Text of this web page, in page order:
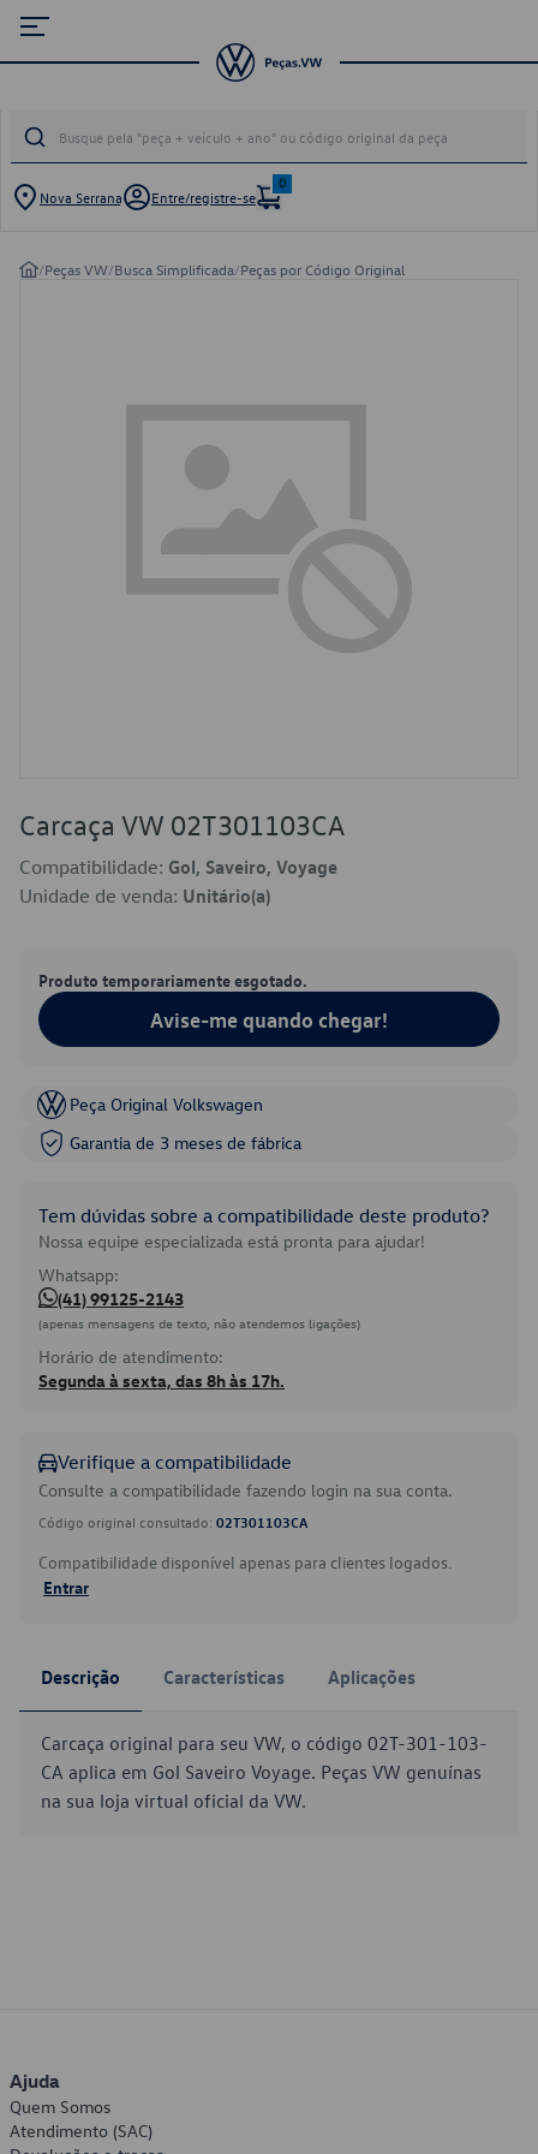
Nova Serrana Entre/registre-se
0
/Peças VW/Busca Simplificada/Peças por Código Original
Carcaça VW 02T301103CA
Compatibilidade: Gol, Saveiro, Voyage
Unidade de venda: Unitário(a)
Produto temporariamente esgotado.
Avise-me quando chegar!
Peça Original Volkswagen
Garantia de 3 meses de fábrica
Tem dúvidas sobre a compatibilidade deste produto?
Nossa equipe especializada está pronta para ajudar!
Whatsapp:
(41) 99125-2143
(apenas mensagens de texto, não atendemos ligações)
Horário de atendimento:
Segunda à sexta, das 8h às 17h.
Verifique a compatibilidade
Consulte a compatibilidade fazendo login na sua conta.
Código original consultado: 02T301103CA
Compatibilidade disponível apenas para clientes logados.
Entrar
Descrição Características Aplicações
Carcaça original para seu VW, o código 02T-301-103-
CA aplica em Gol Saveiro Voyage. Peças VW genuínas
na sua loja virtual oficial da VW.
Ajuda
Quem Somos
Atendimento (SAC)